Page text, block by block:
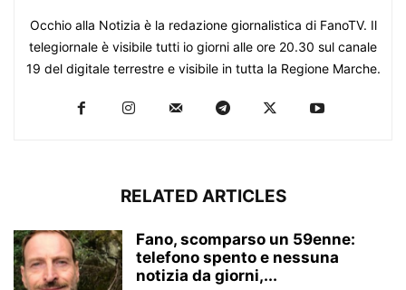
Occhio alla Notizia è la redazione giornalistica di FanoTV. Il
telegiornale è visibile tutti io giorni alle ore 20.30 sul canale
19 del digitale terrestre e visibile in tutta la Regione Marche.
RELATED ARTICLES
Fano, scomparso un 59enne:
telefono spento e nessuna
notizia da giorni,...